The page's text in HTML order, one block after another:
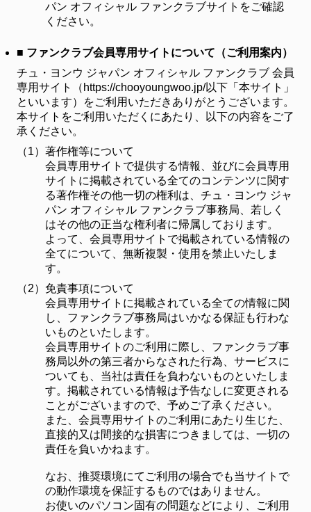
パン オフィシャル ファンクラブサイトをご確認
ください。
■ ファンクラブ会員専用サイトについて（ご利用案内）
チュ・ヨンウ ジャパン オフィシャル ファンクラブ 会員
専用サイト（https://chooyoungwoo.jp/以下「本サイト」
といいます）をご利用いただきありがとうございます。
本サイトをご利用いただくにあたり、以下の内容をご了
承ください。
（1） 著作権等について
会員専用サイトで提供する情報、並びに会員専用
サイトに掲載されている全てのコンテンツに関す
る著作権その他一切の権利は、チュ・ヨンウ ジャ
パン オフィシャル ファンクラブ事務局、若しく
はその他の正当な権利者に帰属しております。
よって、会員専用サイトで掲載されている情報の
全てについて、無断複製・使用を禁止いたしま
す。
（2） 免責事項について
会員専用サイトに掲載されている全ての情報に関
し、ファンクラブ事務局はいかなる保証も行わな
いものといたします。
会員専用サイトのご利用に際し、ファンクラブ事
務局以外の第三者からなされた行為、サービスに
ついても、当社は責任を負わないものといたしま
す。掲載されている情報は予告なしに変更される
ことがございますので、予めご了承ください。
また、会員専用サイトのご利用にあたり生じた、
直接的又は間接的な損害につきましては、一切の
責任を負いかねます。
なお、推奨環境にてご利用の場合でも当サイトで
の動作環境を保証するものではありません。
お使いのパソコン固有の問題などにより、ご利用